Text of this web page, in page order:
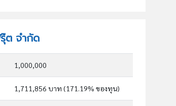
ต จำกัด
1,000,000
1,711,856 บาท (171.19% ของทุน)